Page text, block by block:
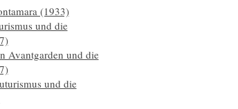
(1933)
und die
Avantgarden und die
und die